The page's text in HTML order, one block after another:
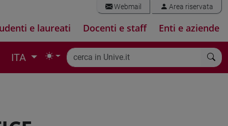
Webmail Area riservata
e laureati Docenti e staff Enti e aziende
ITA